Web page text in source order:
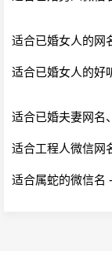
适合已婚女人的网
适合已婚女人的好
适合已婚夫妻网名
适合工程人微信网
适合属蛇的微信名